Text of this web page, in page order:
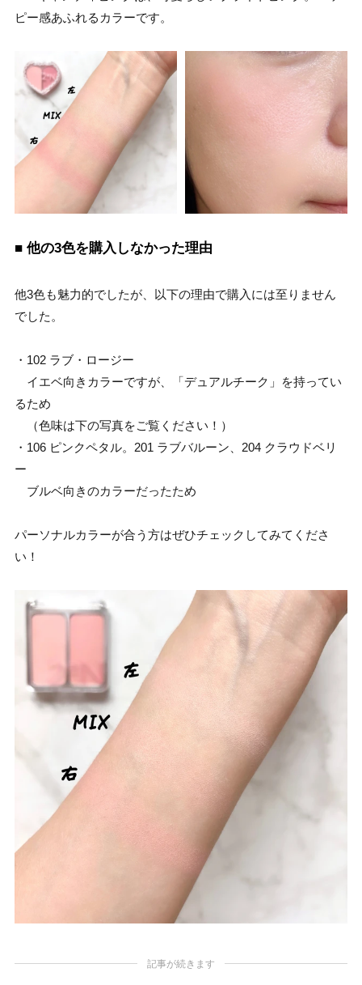
ピー感あふれるカラーです。
■ 他の3色を購入しなかった理由
他3色も魅力的でしたが、以下の理由で購入には至りません
でした。
・102 ラブ・ロージー
イエベ向きカラーですが、「デュアルチーク」を持ってい
るため
（色味は下の写真をご覧ください！）
・106 ピンクペタル。201 ラブバルーン、204 クラウドベリ
ー
ブルベ向きのカラーだったため
パーソナルカラーが合う方はぜひチェックしてみてくださ
い！
記事が続きます